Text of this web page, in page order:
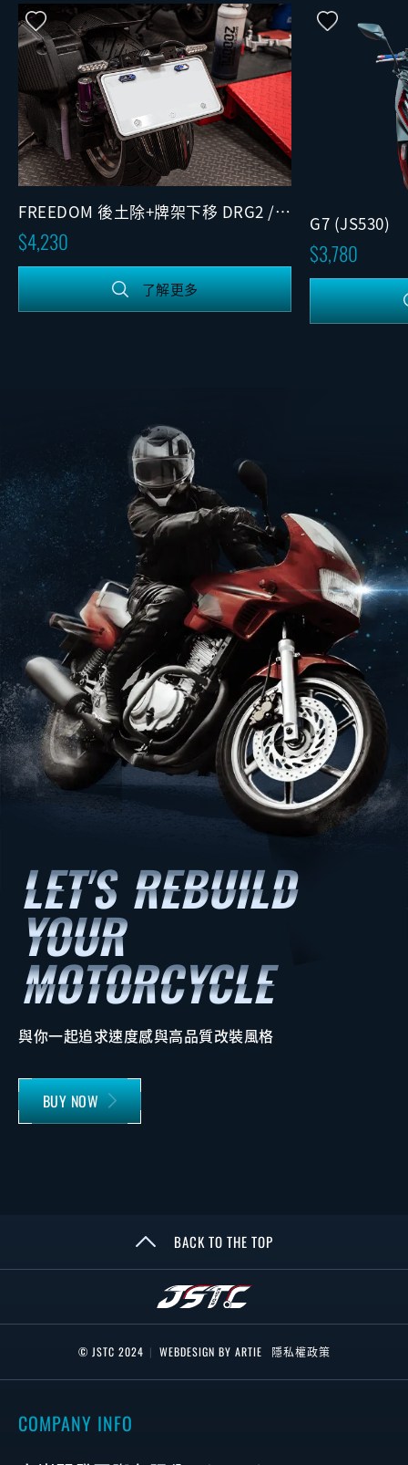
FREEDOM 後土除+牌架下移 DRG2 /
2.5 (の闇)
4,230
了解更多
G7 (JS530)
3,780
與你一起追求速度感與高品質改裝風格
BUY NOW
BACK TO THE TOP
© JSTC 2024 | WEBDESIGN BY ARTIE 隱私權政策
COMPANY INFO